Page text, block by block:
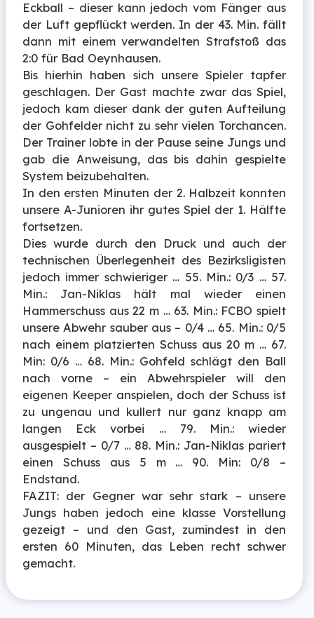
Eckball – dieser kann jedoch vom Fänger aus
der Luft gepflückt werden. In der 43. Min. fällt
dann mit einem verwandelten Strafstoß das
2:0 für Bad Oeynhausen.
Bis hierhin haben sich unsere Spieler tapfer
geschlagen. Der Gast machte zwar das Spiel,
jedoch kam dieser dank der guten Aufteilung
der Gohfelder nicht zu sehr vielen Torchancen.
Der Trainer lobte in der Pause seine Jungs und
gab die Anweisung, das bis dahin gespielte
System beizubehalten.
In den ersten Minuten der 2. Halbzeit konnten
unsere A-Junioren ihr gutes Spiel der 1. Hälfte
fortsetzen.
Dies wurde durch den Druck und auch der
technischen Überlegenheit des Bezirksligisten
jedoch immer schwieriger … 55. Min.: 0/3 … 57.
Min.: Jan-Niklas hält mal wieder einen
Hammerschuss aus 22 m … 63. Min.: FCBO spielt
unsere Abwehr sauber aus – 0/4 … 65. Min.: 0/5
nach einem platzierten Schuss aus 20 m … 67.
Min: 0/6 … 68. Min.: Gohfeld schlägt den Ball
nach vorne – ein Abwehrspieler will den
eigenen Keeper anspielen, doch der Schuss ist
zu ungenau und kullert nur ganz knapp am
langen Eck vorbei … 79. Min.: wieder
ausgespielt – 0/7 … 88. Min.: Jan-Niklas pariert
einen Schuss aus 5 m … 90. Min: 0/8 –
Endstand.
FAZIT: der Gegner war sehr stark – unsere
Jungs haben jedoch eine klasse Vorstellung
gezeigt – und den Gast, zumindest in den
ersten 60 Minuten, das Leben recht schwer
gemacht.